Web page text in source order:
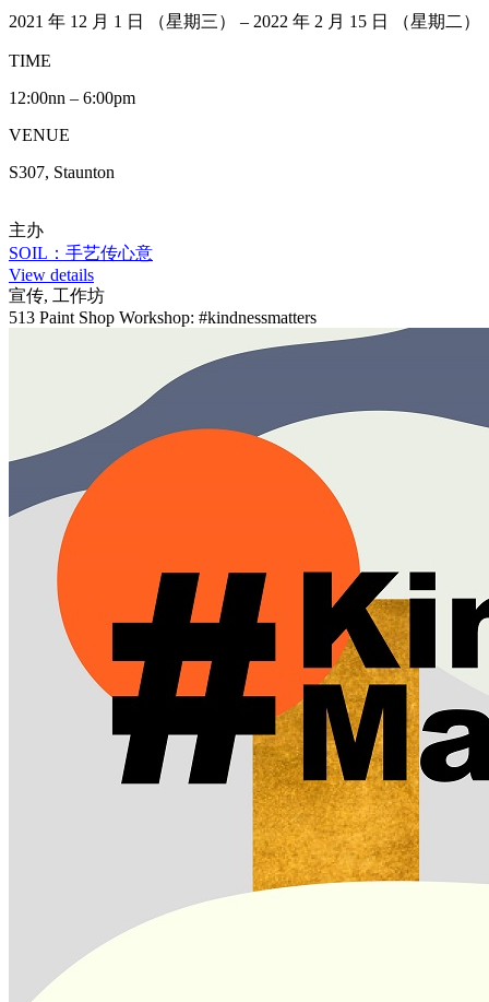
2021 年 12 月 1 日 （星期三） – 2022 年 2 月 15 日 （星期二）
TIME
12:00nn – 6:00pm
VENUE
S307, Staunton
主办
SOIL：手艺传心意
View details
宣传, 工作坊
513 Paint Shop Workshop: #kindnessmatters